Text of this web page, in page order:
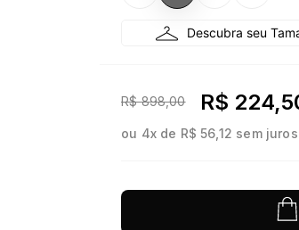
R$ 898,00 R$
ou 4x de R$ 56,12 sem juros